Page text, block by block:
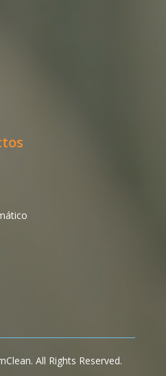
All Rights Reserved.